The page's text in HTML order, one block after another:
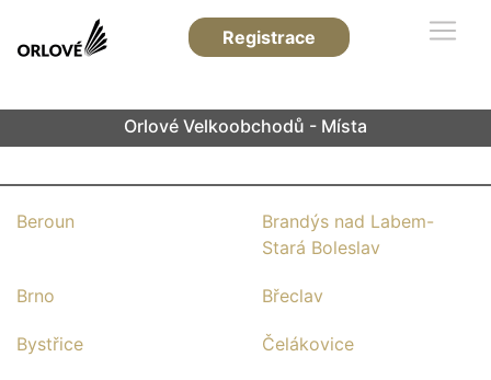
Registrace
Orlové Velkoobchodů - Místa
Beroun
Brandýs nad Labem-
Stará Boleslav
Brno Břeclav
Bystřice Čelákovice